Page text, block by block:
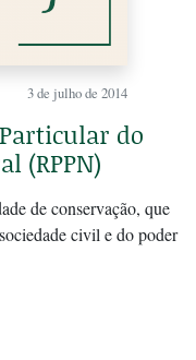
3 de julho de 2014
do
(RPPN)
de conservação, que
civil e do poder